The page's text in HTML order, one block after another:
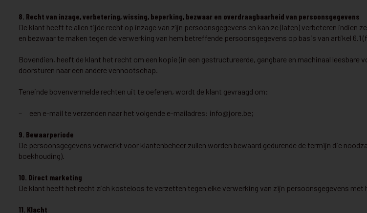
8. Recht van inzage, verbetering, wissing, beperking, bezwaar en overdraagbaarheid van persoonsgegevens
De klant heeft te allen tijde recht op inzage van zijn persoonsgegevens en kan ze (laten) verbeteren
en bezwaar te maken tegen de verwerking van hem betreffende persoonsgegevens op basis van artikel
Bovendien, heeft de klant het recht om een kopie (in een gestructureerde, gangbare en machinaal
doorsturen naar een andere vennootschap.
Teneinde bovenvermelde rechten uit te oefenen, wordt de klant gevraagd om:
– een e-mail te verzenden naar het volgende e-mailadres: info@jore.be;
9. Bewaarperiode
De persoonsgegevens verwerkt voor klantenbeheer zullen worden bewaard gedurende de termijn die
boekhouding).
10. Direct marketing
De klant heeft het recht zich kosteloos te verzetten tegen elke verwerking van zijn persoonsgegevens
11. Klacht